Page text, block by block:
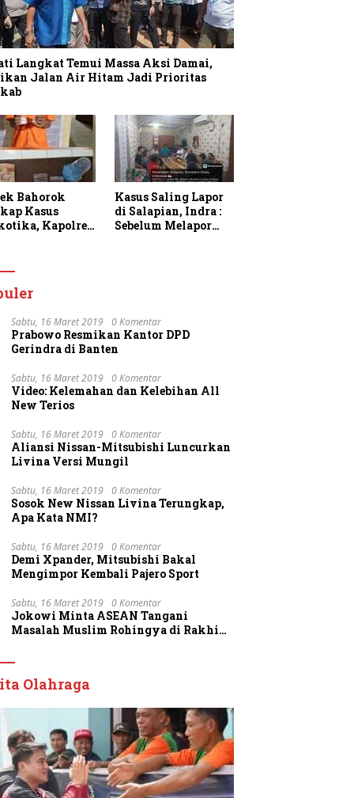
Langkat Temui Massa Aksi Damai,
Jalan Air Hitam Jadi Prioritas
Bahorok
Kasus
Kapolres
Masyarakat
110
Kasus Saling Lapor
di Salapian, Indra :
Sebelum Melapor
Sabtu, 16 Maret 2019 0 Komentar
Prabowo Resmikan Kantor DPD
Gerindra di Banten
Sabtu, 16 Maret 2019 0 Komentar
Video: Kelemahan dan Kelebihan All
New Terios
Sabtu, 16 Maret 2019 0 Komentar
Aliansi Nissan-Mitsubishi Luncurkan
Livina Versi Mungil
Sabtu, 16 Maret 2019 0 Komentar
Sosok New Nissan Livina Terungkap,
Apa Kata NMI?
Sabtu, 16 Maret 2019 0 Komentar
Demi Xpander, Mitsubishi Bakal
Mengimpor Kembali Pajero Sport
Sabtu, 16 Maret 2019 0 Komentar
Jokowi Minta ASEAN Tangani
Masalah Muslim Rohingya di Rakhine
Olahraga